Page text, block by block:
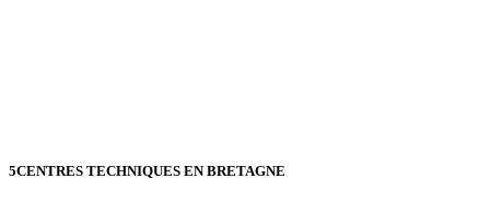
5CENTRES TECHNIQUES EN BRETAGNE